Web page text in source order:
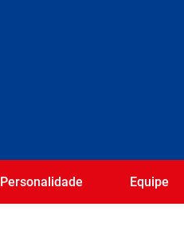
Personalidade Equipe